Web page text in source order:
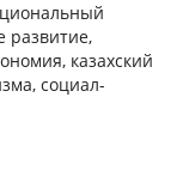
развитие,
казахский
социал-